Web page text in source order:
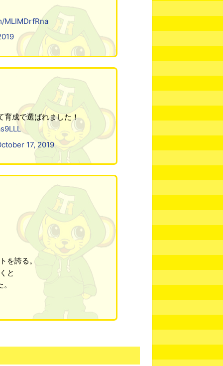
MLIMDrfRna
育成で選ばれました！
17, 2019
を誇る。
と